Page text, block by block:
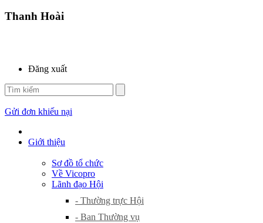
Thanh Hoài
Đăng xuất
Gửi đơn khiếu nại
Giới thiệu
Sơ đồ tổ chức
Về Vicopro
Lãnh đạo Hội
- Thường trực Hội
- Ban Thường vụ